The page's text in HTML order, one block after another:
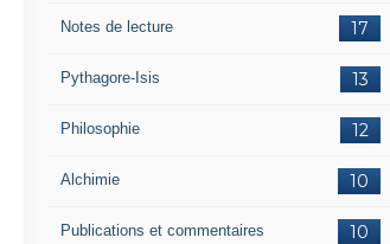
17
Notes de lecture
13
Pythagore-Isis
12
Philosophie
10
Alchimie
10
Publications et commentaires